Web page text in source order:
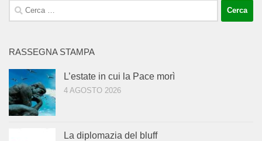
Ricerca
per:
RASSEGNA STAMPA
L’estate in cui la Pace morì
4 AGOSTO 2026
La diplomazia del bluff